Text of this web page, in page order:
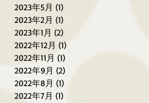
2023年5月 (1)
2023年2月 (1)
2023年1月 (2)
2022年12月 (1)
2022年11月 (1)
2022年9月 (2)
2022年8月 (1)
2022年7月 (1)